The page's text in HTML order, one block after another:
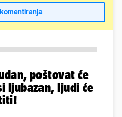
poštovat će
ljubazan, ljudi će